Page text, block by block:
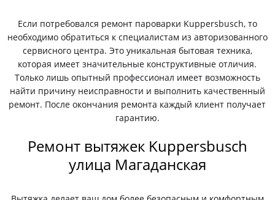
Если потребовался ремонт пароварки Kuppersbusch, то
необходимо обратиться к специалистам из авторизованного
сервисного центра. Это уникальная бытовая техника,
которая имеет значительные конструктивные отличия.
Только лишь опытный профессионал имеет возможность
найти причину неисправности и выполнить качественный
ремонт. После окончания ремонта каждый клиент получает
гарантию.
Ремонт вытяжек Kuppersbusch
улица Магаданская